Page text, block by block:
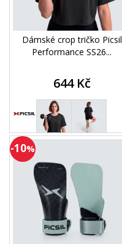
Dámské crop tričko Picsil
Performance SS26...
644 Kč
-10%